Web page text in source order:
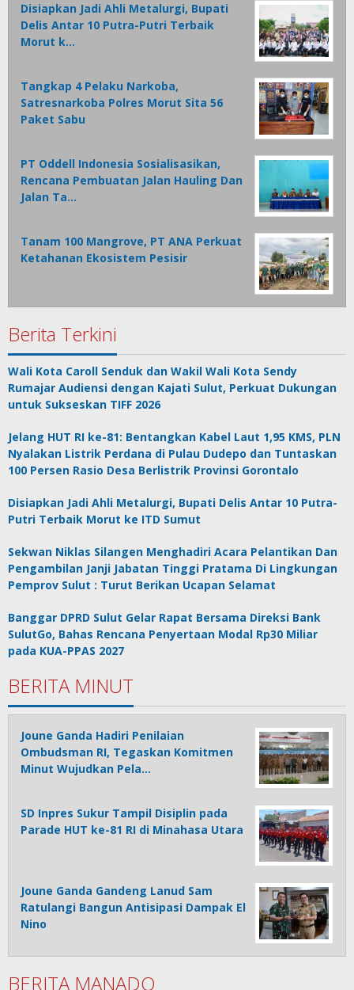
Disiapkan Jadi Ahli Metalurgi, Bupati
Delis Antar 10 Putra-Putri Terbaik
Morut k…
Tangkap 4 Pelaku Narkoba,
Satresnarkoba Polres Morut Sita 56
Paket Sabu
PT Oddell Indonesia Sosialisasikan,
Rencana Pembuatan Jalan Hauling Dan
Jalan Ta…
Tanam 100 Mangrove, PT ANA Perkuat
Ketahanan Ekosistem Pesisir
Berita Terkini
Wali Kota Caroll Senduk dan Wakil Wali Kota Sendy
Rumajar Audiensi dengan Kajati Sulut, Perkuat Dukungan
untuk Sukseskan TIFF 2026
Jelang HUT RI ke-81: Bentangkan Kabel Laut 1,95 KMS, PLN
Nyalakan Listrik Perdana di Pulau Dudepo dan Tuntaskan
100 Persen Rasio Desa Berlistrik Provinsi Gorontalo
Disiapkan Jadi Ahli Metalurgi, Bupati Delis Antar 10 Putra-
Putri Terbaik Morut ke ITD Sumut
Sekwan Niklas Silangen Menghadiri Acara Pelantikan Dan
Pengambilan Janji Jabatan Tinggi Pratama Di Lingkungan
Pemprov Sulut : Turut Berikan Ucapan Selamat
Banggar DPRD Sulut Gelar Rapat Bersama Direksi Bank
SulutGo, Bahas Rencana Penyertaan Modal Rp30 Miliar
pada KUA-PPAS 2027
BERITA MINUT
Joune Ganda Hadiri Penilaian
Ombudsman RI, Tegaskan Komitmen
Minut Wujudkan Pela…
SD Inpres Sukur Tampil Disiplin pada
Parade HUT ke-81 RI di Minahasa Utara
Joune Ganda Gandeng Lanud Sam
Ratulangi Bangun Antisipasi Dampak El
Nino
BERITA MANADO